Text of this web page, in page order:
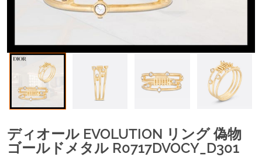
ディオール EVOLUTION リング 偽物
ゴールドメタル R0717DVOCY_D301